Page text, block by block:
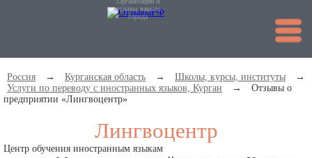
отзывы вашего
города
Россия → Курганская область → Школы, курсы, институты
→
Услуги по переводу с иностранных языков, Курган
→
Отзывы о
предприятии «Лингвоцентр»
Лингвоцентр
Центр обучения иностранным языкам